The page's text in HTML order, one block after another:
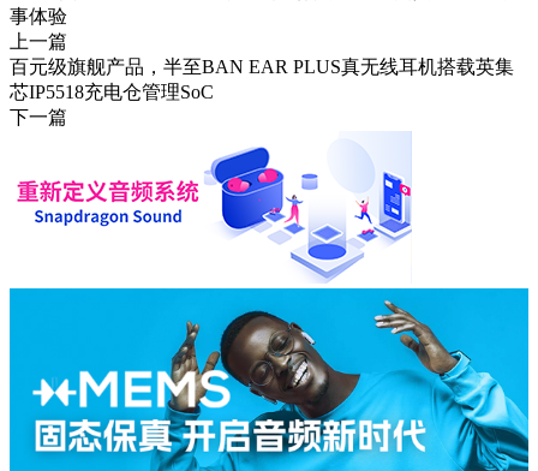
事体验
上一篇
百元级旗舰产品，半至BAN EAR PLUS真无线耳机搭载英集
芯IP5518充电仓管理SoC
下一篇